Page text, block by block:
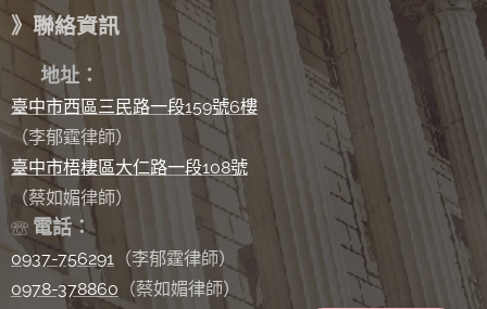
》聯絡資訊
地址：
臺中市西區三民路一段159號6樓
（李郁霆律師）
臺中市梧棲區大仁路一段108號
（蔡如媚律師）
☏ 電話：
0937-756291 （李郁霆律師）
0978-378860 （蔡如媚律師）